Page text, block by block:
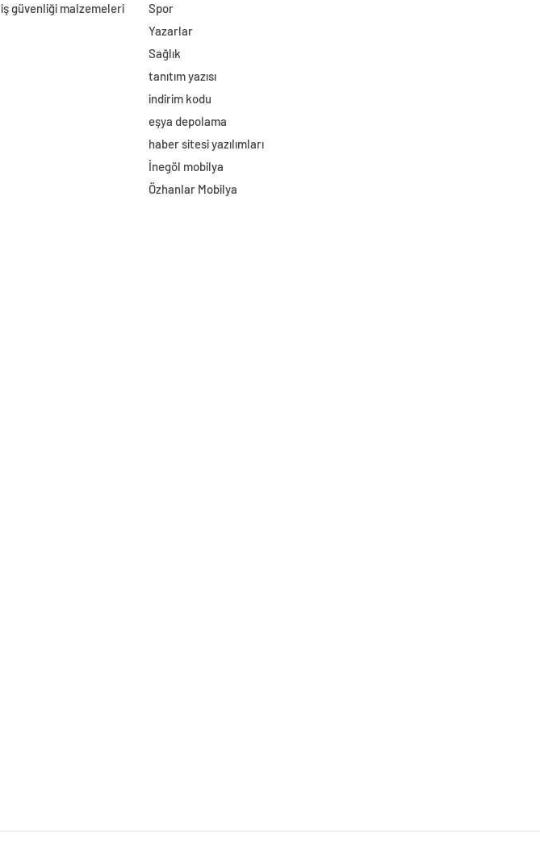
iş güvenliği malzemeleri
Spor
Yazarlar
Sağlık
tanıtım yazısı
indirim kodu
eşya depolama
haber sitesi yazılımları
İnegöl mobilya
Özhanlar Mobilya